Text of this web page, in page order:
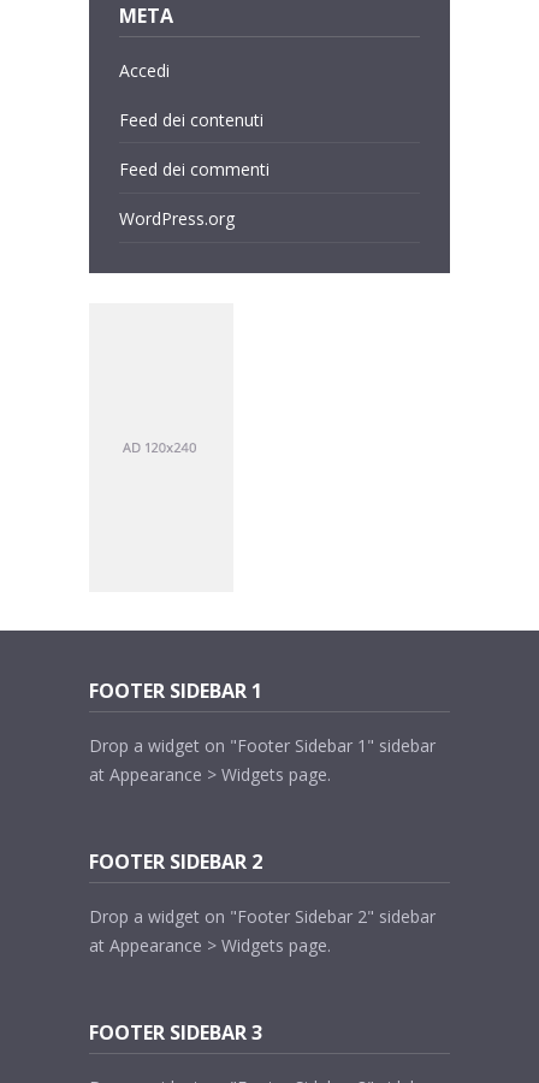
META
Accedi
Feed dei contenuti
Feed dei commenti
WordPress.org
FOOTER SIDEBAR 1
Drop a widget on "Footer Sidebar 1" sidebar
at Appearance > Widgets page.
FOOTER SIDEBAR 2
Drop a widget on "Footer Sidebar 2" sidebar
at Appearance > Widgets page.
FOOTER SIDEBAR 3